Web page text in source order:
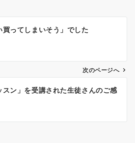
ってしまいそう」でした
次のページへ
スン」を受講された生徒さんのご感